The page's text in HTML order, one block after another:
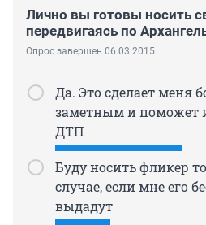
Лично вы готовы носить
передвигаясь по
Опрос завершен 06.03.2015
Да. Это сделает меня
заметным и поможет
ДТП
Буду носить фликер
случае, если мне его
выдадут